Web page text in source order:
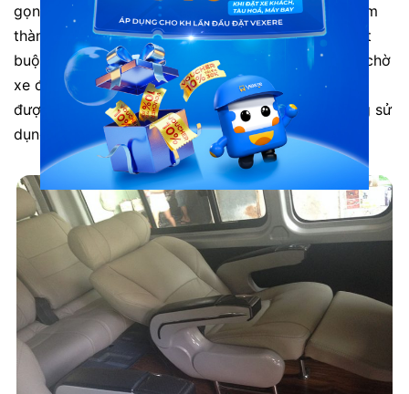
gọn, dễ dàng chạy các tuyến đường trong trung tâm
thành phố đón khách. Hành khách không còn bị bắt
buộc ra bến xe để đi, chỉ cần đặt vé trực tuyến và chờ
xe đến đón.Đánh giá xe limousine Minh Dũng
được rất nhiều phản hồi tích cực từ các khách hàng sử
dụng dịch vụ